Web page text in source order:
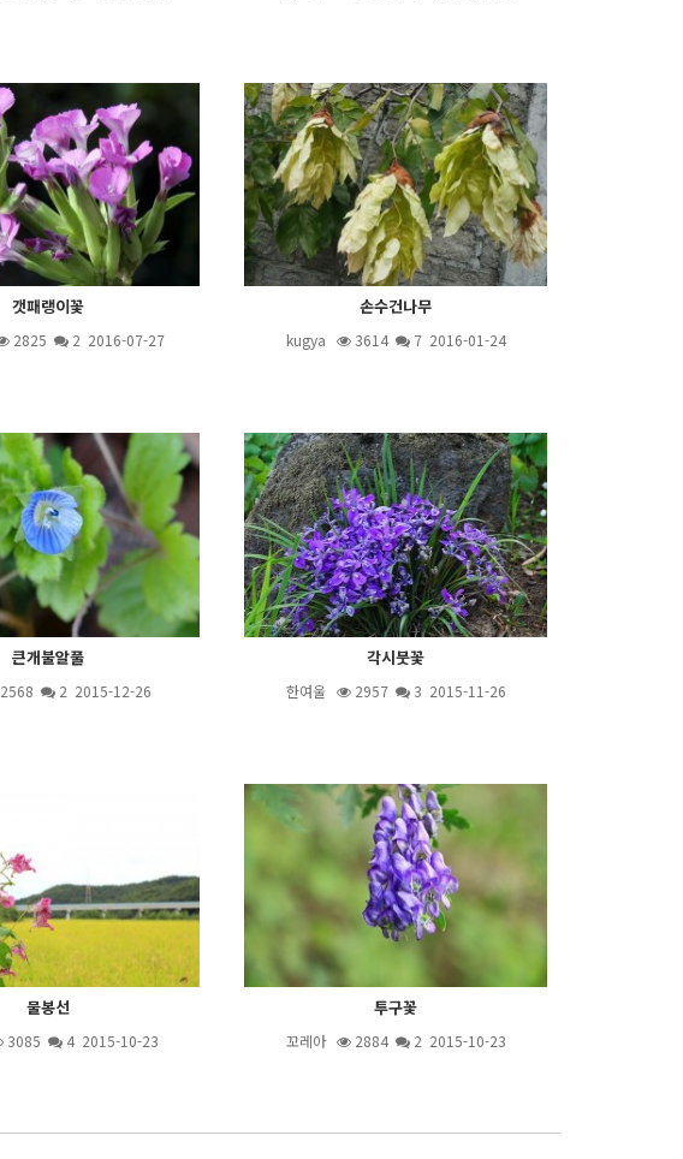
갯패랭이꽃
2825 2 2016-07-27
손수건나무
kugya 3614 72016-01-24
큰개불알풀
2568 2 2015-12-26
각시붓꽃
한여울 2957 3 2015-11-26
물봉선
3085 42015-10-23
투구꽃
꼬레아 2884 2 2015-10-23